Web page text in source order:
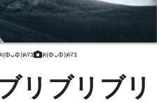
(ФᴗФ)ฅﾏｺ ฅ(ФᴗФ)ฅﾏｺ
リブリブリ